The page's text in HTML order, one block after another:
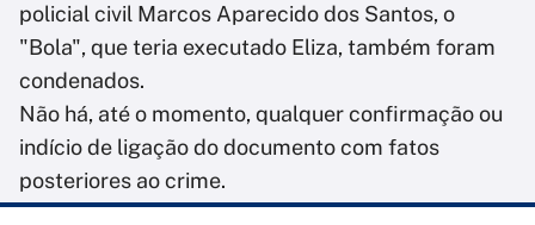
policial civil Marcos Aparecido dos Santos, o
"Bola", que teria executado Eliza, também foram
condenados.
Não há, até o momento, qualquer confirmação ou
indício de ligação do documento com fatos
posteriores ao crime.